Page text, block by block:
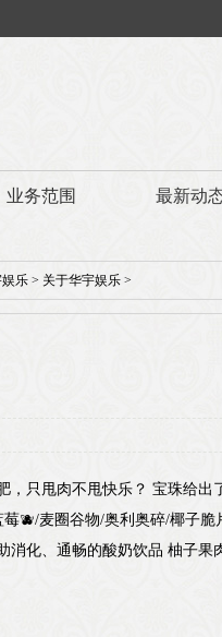
业务范围 最新动
乐 > 关于华宇娱乐 >
，只甩肉不甩快乐？ 宝珠给
莓🫐/麦圈谷物/奥利奥碎/椰子
消化、通畅的酸奶饮品 柚子